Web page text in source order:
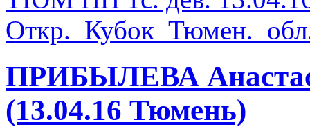
ПРИБЫЛЕВА
(13.04.16 Тюмень)